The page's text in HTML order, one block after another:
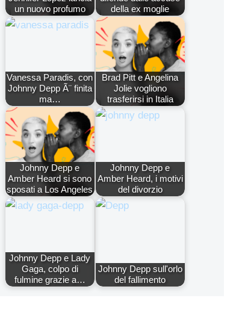
un nuovo profumo
della ex moglie
Vanessa Paradis, con
Johnny Depp Ã¨ finita
ma…
Brad Pitt e Angelina
Jolie vogliono
trasferirsi in Italia
Johnny Depp e
Amber Heard si sono
sposati a Los Angeles
Johnny Depp e
Amber Heard, i motivi
del divorzio
Johnny Depp e Lady
Gaga, colpo di
fulmine grazie a…
Johnny Depp sull'orlo
del fallimento